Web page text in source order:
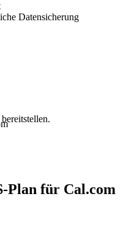
Datensicherung
Plan für Cal.com